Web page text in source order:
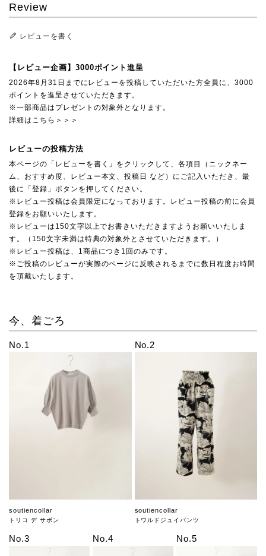
Review
レビューを書く
【レビュー企画】3000ポイント進呈
2026年8月31日までにレビューを投稿していただいた方全員に、3000
ポイントを進呈させていただきます。
※一部商品はプレゼントの対象外となります。
詳細はこちら＞＞＞
レビューの投稿方法
本ページの「レビューを書く」をクリックして、各項目（ニックネー
ム、おすすめ度、レビュー本文、投稿日 など）にご記入いただき、最
後に「登録」ボタンを押してください。
※レビュー投稿は会員限定になっております。レビュー投稿の前に会員
登録をお願いいたします。
※レビューは150文字以上でお書きいただきますようお願いいたしま
す。（150文字未満は特典の対象外とさせていただきます。）
※レビュー投稿は、1商品につき1回のみです。
※ご投稿のレビューが実際のページに反映されるまでに数日程度お時間
を頂戴いたします。
今、着ごろ
No.1
soutiencollar
トリコ デ サボン
No.2
soutiencollar
トワルドジュイパンツ
No.3 No.4 No.5